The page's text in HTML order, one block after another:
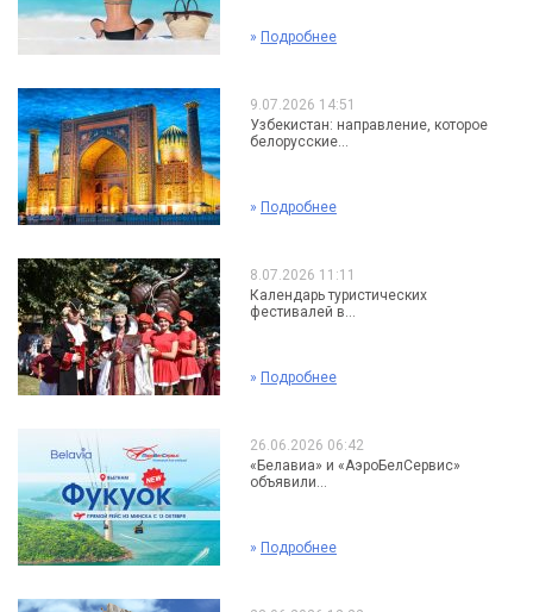
» Подробнее
9.07.2026 14:51
Узбекистан: направление, которое
белорусские...
» Подробнее
8.07.2026 11:11
Календарь туристических
фестивалей в...
» Подробнее
26.06.2026 06:42
«Белавиа» и «АэроБелСервис»
объявили...
» Подробнее